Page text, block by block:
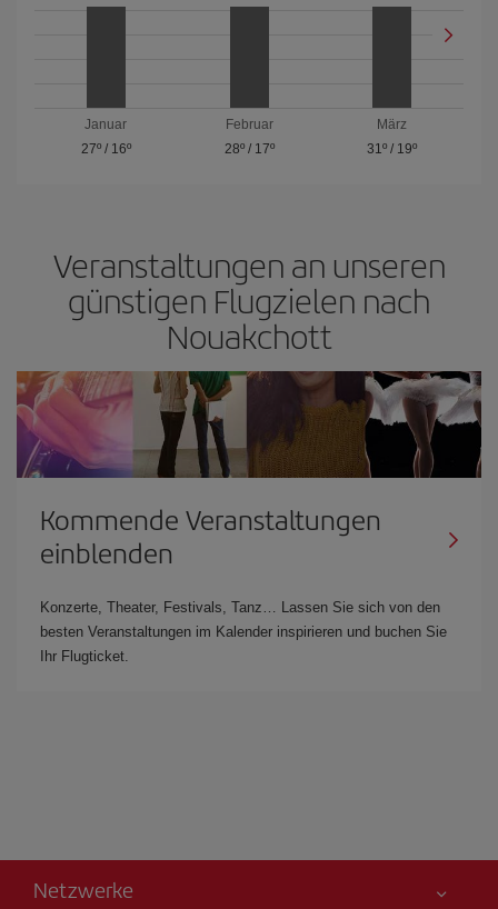
Januar
27º/ 16º
Februar
28º/ 17º
März
31º / 19º
Veranstaltungen an unseren
günstigen Flugzielen nach
Nouakchott
Kommende Veranstaltungen
einblenden
Konzerte, Theater, Festivals, Tanz… Lassen Sie sich von den
besten Veranstaltungen im Kalender inspirieren und buchen Sie
Ihr Flugticket.
Netzwerke